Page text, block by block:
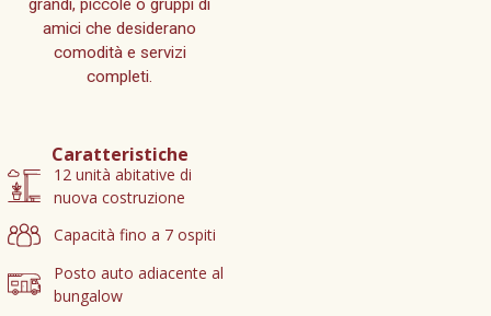
grandi, piccole o gruppi di
amici che desiderano
comodità e servizi
completi.
Caratteristiche
12 unità abitative di
nuova costruzione
Capacità fino a 7 ospiti
Posto auto adiacente al
bungalow